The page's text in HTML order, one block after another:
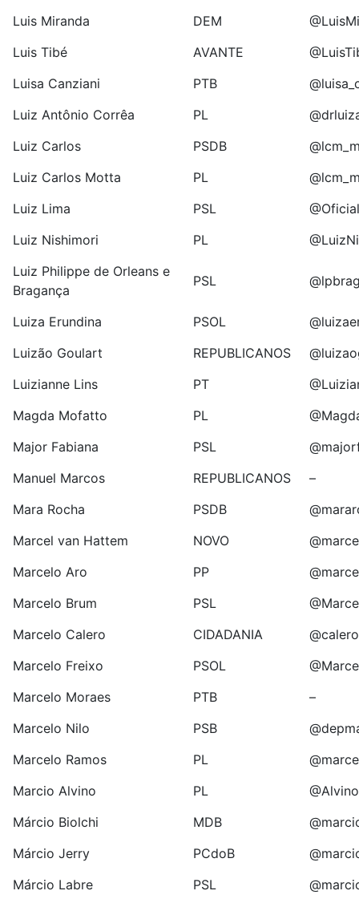
Luis Miranda
DEM
Luis Tibé
AVANTE
Luisa Canziani
PTB
Luiz Antônio Corrêa
PL
Luiz Carlos
PSDB
Luiz Carlos Motta
PL
Luiz Lima
PSL
Luiz Nishimori
PL
Luiz Philippe de Orleans e
Bragança
PSL
Luiza Erundina PSOL
Luizão Goulart
REPUBLICANOS
Luizianne Lins
PT
Magda Mofatto
PL
Major Fabiana
PSL
Manuel Marcos
REPUBLICANOS
–
Mara Rocha
PSDB
Marcel van Hattem
NOVO
Marcelo Aro
PP
Marcelo Brum
PSL
Marcelo Calero
CIDADANIA
Marcelo Freixo
PSOL
Marcelo Moraes
PTB
–
Marcelo Nilo
PSB
Marcelo Ramos
PL
Marcio Alvino
PL
Márcio Biolchi
MDB
Márcio Jerry
PCdoB
Márcio Labre
PSL